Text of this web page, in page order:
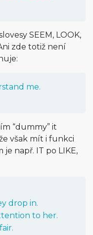
SEEM, LOOK,
zde totiž není
me.
“dummy” it
však mít i funkci
např. IT po LIKE,
drop in.
to her.